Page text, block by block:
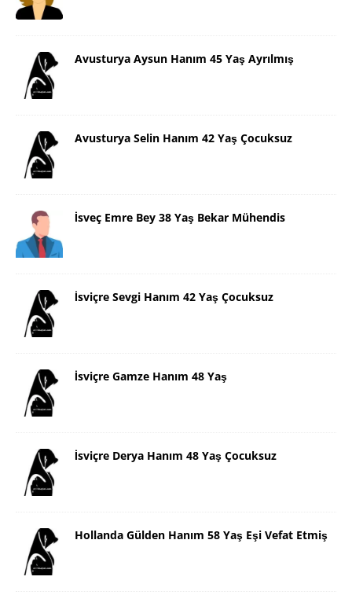
Avusturya Aysun Hanım 45 Yaş Ayrılmış
Avusturya Selin Hanım 42 Yaş Çocuksuz
İsveç Emre Bey 38 Yaş Bekar Mühendis
İsviçre Sevgi Hanım 42 Yaş Çocuksuz
İsviçre Gamze Hanım 48 Yaş
İsviçre Derya Hanım 48 Yaş Çocuksuz
Hollanda Gülden Hanım 58 Yaş Eşi Vefat Etmiş